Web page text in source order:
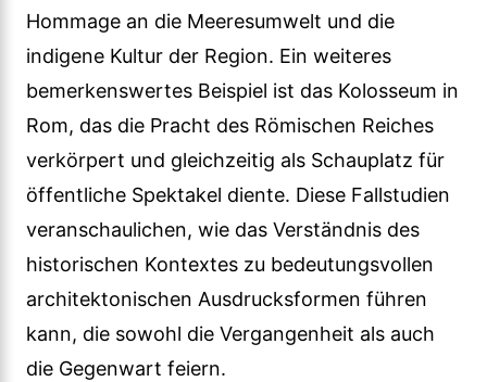
Hommage an die Meeresumwelt und die
indigene Kultur der Region. Ein weiteres
bemerkenswertes Beispiel ist das Kolosseum in
Rom, das die Pracht des Römischen Reiches
verkörpert und gleichzeitig als Schauplatz für
öffentliche Spektakel diente. Diese Fallstudien
veranschaulichen, wie das Verständnis des
historischen Kontextes zu bedeutungsvollen
architektonischen Ausdrucksformen führen
kann, die sowohl die Vergangenheit als auch
die Gegenwart feiern.